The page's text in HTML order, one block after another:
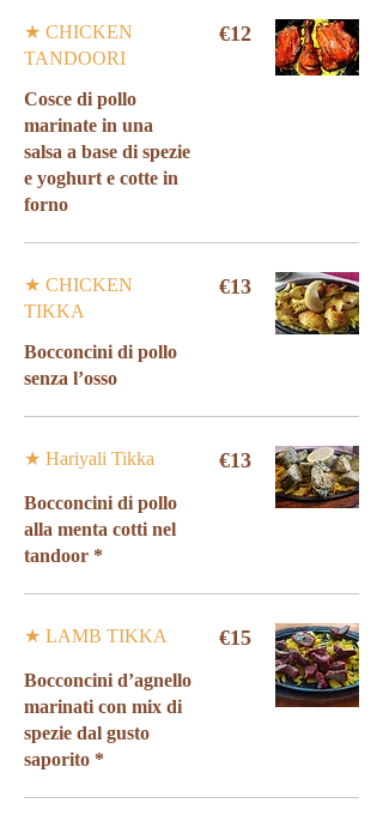
★ CHICKEN
TANDOORI
Cosce di pollo
marinate in una
salsa a base di spezie
e yoghurt e cotte in
forno
€12
★ CHICKEN
TIKKA
Bocconcini di pollo
senza l’osso
€13
★ Hariyali Tikka
Bocconcini di pollo
alla menta cotti nel
tandoor *
€13
★ LAMB TIKKA
Bocconcini d’agnello
marinati con mix di
spezie dal gusto
saporito *
€15